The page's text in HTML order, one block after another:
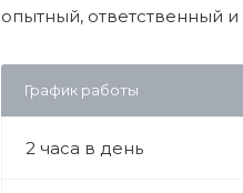
опытный, ответственный
График работы
2 часа в день